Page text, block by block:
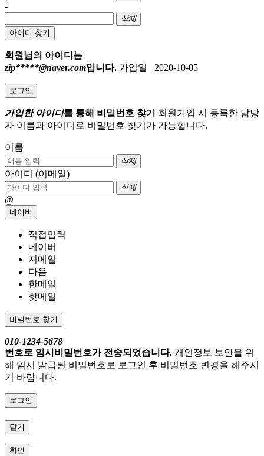
-
삭제
아이디 찾기
회원님의 아이디는
zip*****@naver.com입니다. 가입일 | 2020-10-05
로그인
가입한 아이디를 통해 비밀번호 찾기
회원가입 시 등록한 담당
자 이름과 아이디로 비밀번호 찾기가 가능합니다.
이름
삭제
아이디 (이메일)
삭제
@
네이버
직접입력
네이버
지메일
다음
한메일
핫메일
비밀번호 찾기
010-1234-5678
번호로 임시비밀번호가 전송되었습니다. 개인정보 보안을 위
해 임시 발급된 비밀번호로 로그인 후 비밀번호 변경을 해주시
기 바랍니다.
로그인
닫기
확인